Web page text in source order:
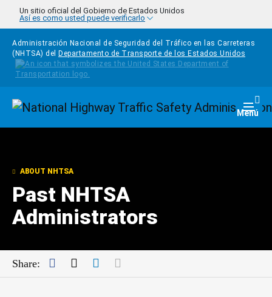
Pasar al contenido principal
Un sitio oficial del Gobierno de Estados Unidos
Así es como usted puede verificarlo
Administración Nacional de Seguridad del Tráfico en las Carreteras
(NHTSA) del
Departamento de Transporte de los Estados Unidos
Homepage Menú
ABOUT NHTSA
Past NHTSA
Administrators
Share: Facebook
TwitterLinkedIn